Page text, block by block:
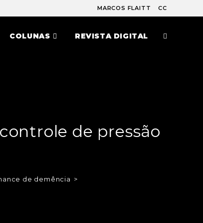
MARCOS FLAITT CC
COLUNAS REVISTA DIGITAL
de pressão
de demência >